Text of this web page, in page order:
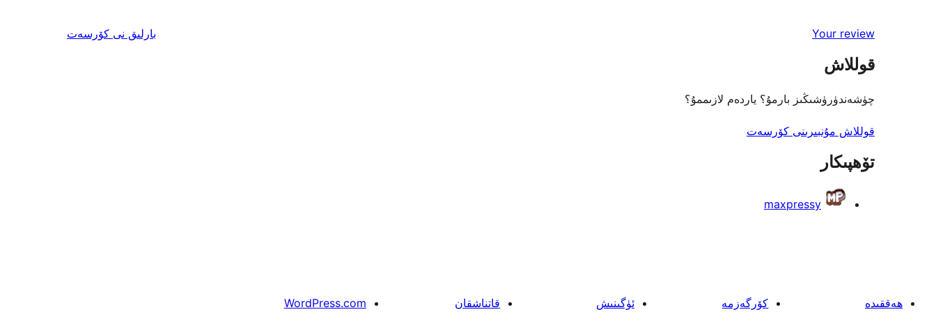
باھالاش
يۇلتۇز
باھالاش
Your review بارلىق ئىنكاس
نى كۆرسەت
قوللاش
چۈشەندۈرۈشىڭىز بارمۇ؟ ياردەم لازىممۇ؟
قوللاش مۇنبىرىنى كۆرسەت
تۆھپىكار
maxpressy
ھەققىدە كۆرگەزمە ئۈگىنىش قاتناشقان WordPress.com